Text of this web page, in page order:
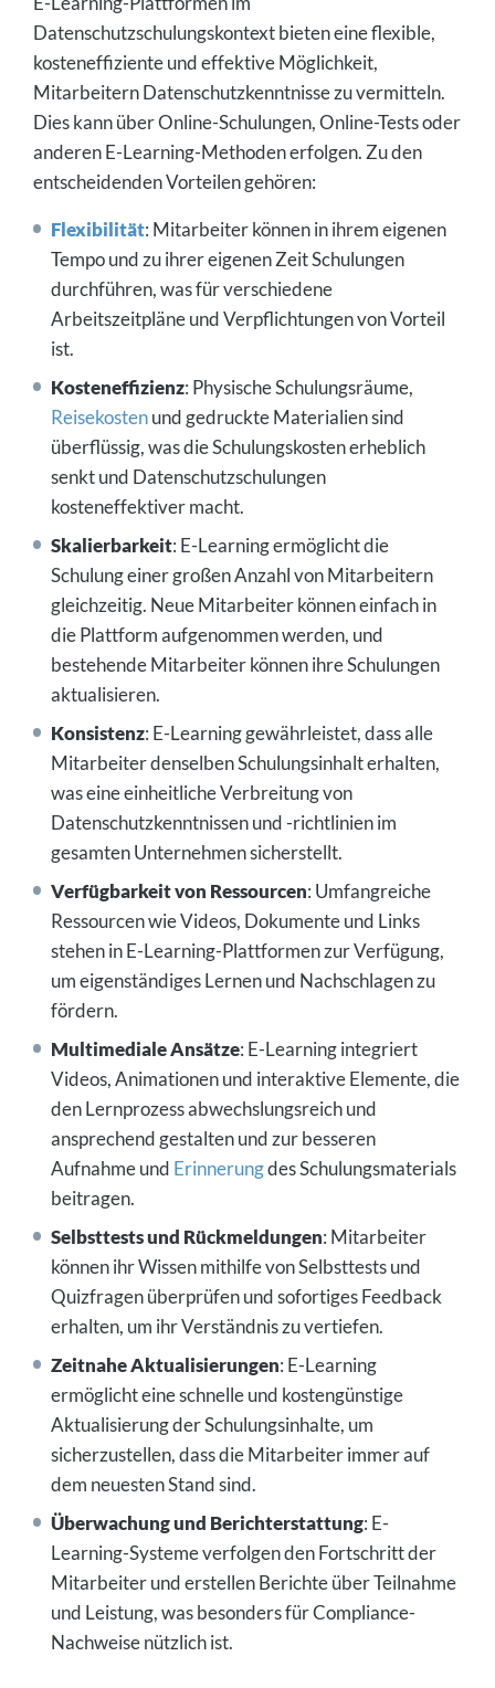
Datenschutzschulungskontext bieten eine flexible,
kosteneffiziente und effektive Möglichkeit,
Mitarbeitern Datenschutzkenntnisse zu vermitteln.
Dies kann über Online-Schulungen, Online-Tests oder
anderen E-Learning-Methoden erfolgen. Zu den
entscheidenden Vorteilen gehören:
Flexibilität: Mitarbeiter können in ihrem eigenen
Tempo und zu ihrer eigenen Zeit Schulungen
durchführen, was für verschiedene
Arbeitszeitpläne und Verpflichtungen von Vorteil
ist.
Kosteneffizienz: Physische Schulungsräume,
Reisekostenund gedruckte Materialien sind
überflüssig, was die Schulungskosten erheblich
senkt und Datenschutzschulungen
kosteneffektiver macht.
Skalierbarkeit: E-Learning ermöglicht die
Schulung einer großen Anzahl von Mitarbeitern
gleichzeitig. Neue Mitarbeiter können einfach in
die Plattform aufgenommen werden, und
bestehende Mitarbeiter können ihre Schulungen
aktualisieren.
Konsistenz: E-Learning gewährleistet, dass alle
Mitarbeiter denselben Schulungsinhalt erhalten,
was eine einheitliche Verbreitung von
Datenschutzkenntnissen und -richtlinien im
gesamten Unternehmen sicherstellt.
Verfügbarkeit von Ressourcen: Umfangreiche
Ressourcen wie Videos, Dokumente und Links
stehen in E-Learning-Plattformen zur Verfügung,
um eigenständiges Lernen und Nachschlagen zu
fördern.
Multimediale Ansätze: E-Learning integriert
Videos, Animationen und interaktive Elemente, die
den Lernprozess abwechslungsreich und
ansprechend gestalten und zur besseren
Aufnahme und Erinnerungdes Schulungsmaterials
beitragen.
Selbsttests und Rückmeldungen: Mitarbeiter
können ihr Wissen mithilfe von Selbsttests und
Quizfragen überprüfen und sofortiges Feedback
erhalten, um ihr Verständnis zu vertiefen.
Zeitnahe Aktualisierungen: E-Learning
ermöglicht eine schnelle und kostengünstige
Aktualisierung der Schulungsinhalte, um
sicherzustellen, dass die Mitarbeiter immer auf
dem neuesten Stand sind.
Überwachung und Berichterstattung: E-
Learning-Systeme verfolgen den Fortschritt der
Mitarbeiter und erstellen Berichte über Teilnahme
und Leistung, was besonders für Compliance-
Nachweise nützlich ist.